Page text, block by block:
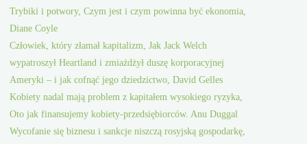
Trybiki i potwory, Czym jest i czym powinna być ekonomia,
Diane Coyle
Człowiek, który złamał kapitalizm, Jak Jack Welch
wypatroszył Heartland i zmiażdżył duszę korporacyjnej
Ameryki – i jak cofnąć jego dziedzictwo, David Gelles
Kobiety nadal mają problem z kapitałem wysokiego ryzyka,
Oto jak finansujemy kobiety-przedsiębiorców. Anu Duggal
Wycofanie się biznesu i sankcje niszczą rosyjską gospodarkę,